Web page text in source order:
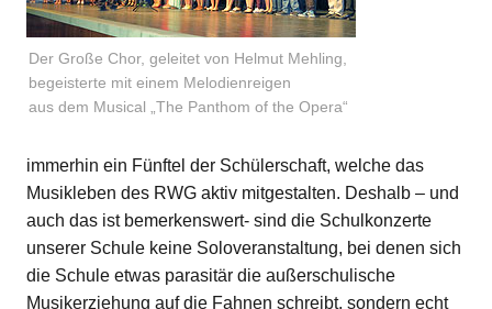
Der Große Chor, geleitet von Helmut Mehling,
begeisterte mit einem Melodienreigen
aus dem Musical „The Panthom of the Opera“
immerhin ein Fünftel der Schülerschaft, welche das
Musikleben des RWG aktiv mitgestalten. Deshalb – und
auch das ist bemerkenswert- sind die Schulkonzerte
unserer Schule keine Soloveranstaltung, bei denen sich
die Schule etwas parasitär die außerschulische
Musikerziehung auf die Fahnen schreibt, sondern echt